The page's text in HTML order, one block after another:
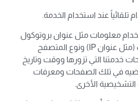
تلقائياً عند استخدام الخدمة.
معلومات مثل عنوان بروتوكول
الإنترنت الخاص بجهازك (مثل عنوان IP) ونوع المتصفح
خدمتنا التي تزورها ووقت وتاريخ
في تلك الصفحات ومعرفات
التشخيصية الأخرى.